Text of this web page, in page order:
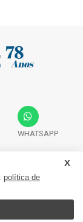
WHATSAPP
Somos
política de